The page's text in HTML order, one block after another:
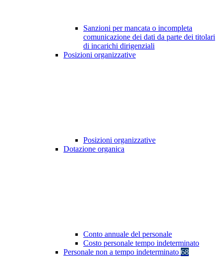
Sanzioni per mancata o incompleta
comunicazione dei dati da parte dei titolari
di incarichi dirigenziali
Posizioni organizzative
Posizioni organizzative
Dotazione organica
Conto annuale del personale
Costo personale tempo indeterminato
Personale non a tempo indeterminato 68